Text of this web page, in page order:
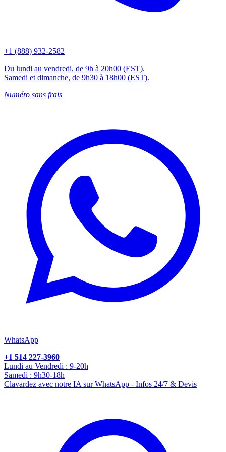
+1 (888) 932-2582
Du lundi au vendredi, de 9h à 20h00 (EST).
Samedi et dimanche, de 9h30 à 18h00 (EST).
Numéro sans frais
WhatsApp
+1 514 227-3960
Lundi au Vendredi : 9-20h
Samedi : 9h30-18h
Clavardez avec notre IA sur WhatsApp - Infos 24/7 & Devis